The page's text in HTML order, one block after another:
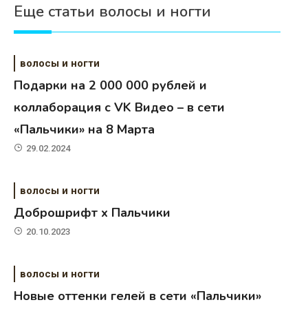
Еще статьи волосы и ногти
волосы и ногти
Подарки на 2 000 000 рублей и
коллаборация с VK Видео – в сети
«Пальчики» на 8 Марта
29.02.2024
волосы и ногти
Доброшрифт х Пальчики
20.10.2023
волосы и ногти
Новые оттенки гелей в сети «Пальчики»